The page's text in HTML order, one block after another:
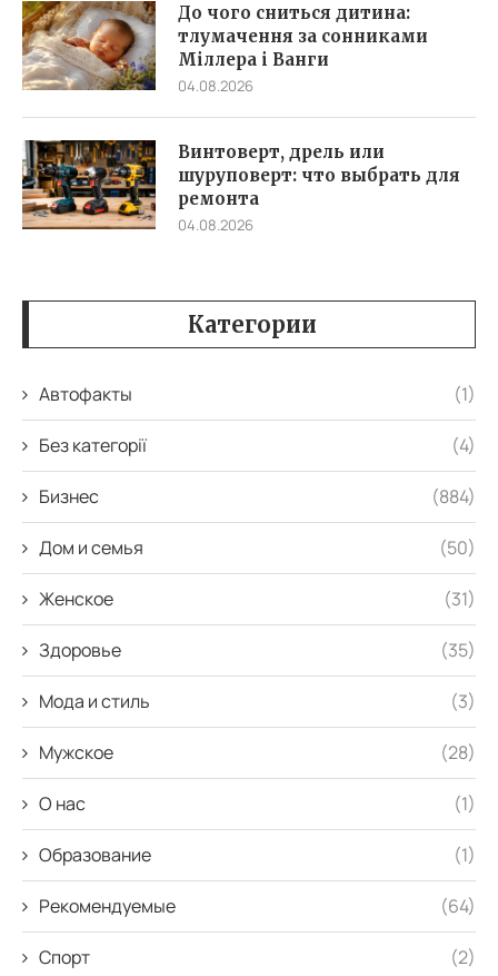
До чого сниться дитина:
тлумачення за сонниками
Міллера і Ванги
04.08.2026
Винтоверт, дрель или
шуруповерт: что выбрать для
ремонта
04.08.2026
Категории
Автофакты (1)
Без категорії (4)
Бизнес (884)
Дом и семья (50)
Женское (31)
Здоровье (35)
Мода и стиль (3)
Мужское (28)
О нас (1)
Образование (1)
Рекомендуемые (64)
Спорт (2)